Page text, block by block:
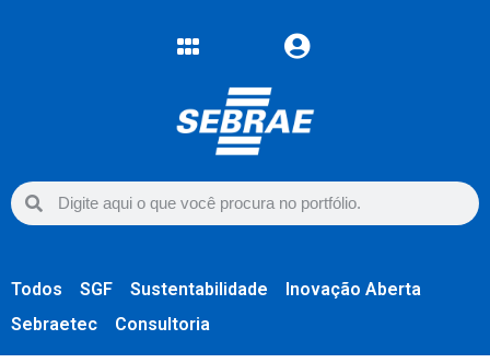
Todos SGF Sustentabilidade
Inovação Aberta
Sebraetec
Consultoria